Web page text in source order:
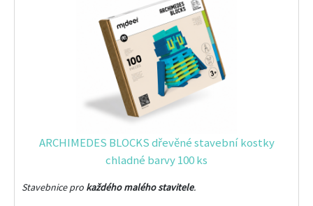
ARCHIMEDES BLOCKS dřevěné stavební kostky
chladné barvy 100 ks
Stavebnice pro každého malého stavitele.